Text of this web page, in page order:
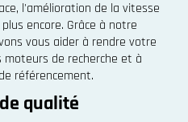
l'amélioration de la vitesse
encore. Grâce à notre
vous aider à rendre votre
de recherche et à
référencement.
qualité